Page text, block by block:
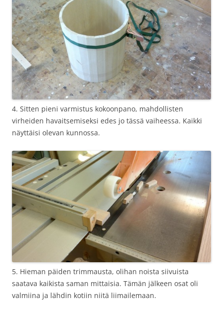
4. Sitten pieni varmistus kokoonpano, mahdollisten
virheiden havaitsemiseksi edes jo tässä vaiheessa. Kaikki
näyttäisi olevan kunnossa.
5. Hieman päiden trimmausta, olihan noista siivuista
saatava kaikista saman mittaisia. Tämän jälkeen osat oli
valmiina ja lähdin kotiin niitä liimailemaan.